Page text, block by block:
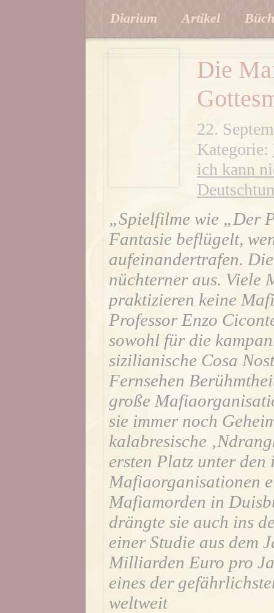
Diarium Artikel
Die
22.
Kategorie:
ich kann
„Spielfilme wie „Der
Fantasie beflügelt,
aufeinandertrafen.
nüchterner aus. Viele
praktizieren keine
Professor Enzo
sowohl für die
sizilianische Cosa
Fernsehen
große
sie immer noch
kalabresische
ersten Platz unter den
Mafiaorganisationen
Mafiamorden in
drängte sie auch ins
einer Studie aus dem
Milliarden Euro pro
eines der
weltweit